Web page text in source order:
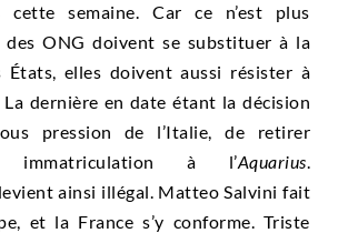
cette semaine. Car ce n’est plus
des ONG doivent se substituer à la
États, elles doivent aussi résister à
dernière en date étant la décision
pression de l’Italie, de retirer
à l’Aquarius.
ainsi illégal. Matteo Salvini fait
et la France s’y conforme. Triste